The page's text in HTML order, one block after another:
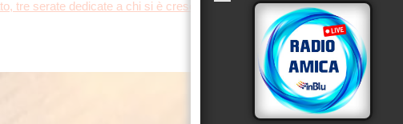
tre serate dedicate a chi si è cresciuto tra i cortili dell’oratorioproviene da